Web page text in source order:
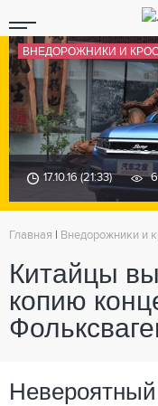
ВНЕДОРОЖНИКИ И
17.10.16 (21:33)
Главная Внедорожники и
Китайцы
копию